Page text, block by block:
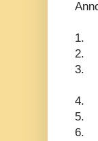
1.
2.
3.
4.
5.
6.